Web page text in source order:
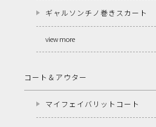
ギャルソンチノ巻きスカート
view more
コート＆アウター
マイフェイバリットコート